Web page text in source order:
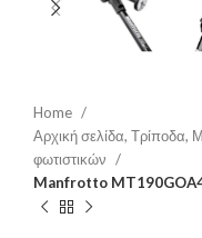
Home
Αρχική σελίδα,
φωτιστικών
Manfrotto